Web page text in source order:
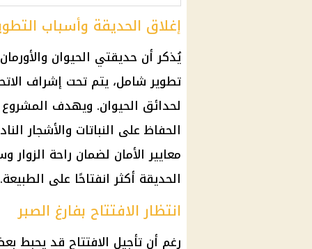
إغلاق الحديقة وأسباب
تطوير شامل، يتم تحت إشراف
لحدائق الحيوان. ويهدف المشروع
الحفاظ على النباتات والأشجار
معايير الأمان لضمان راحة الزوار
الحديقة أكثر انفتاحًا على الطبيعة.
انتظار الافتتاح بفارغ الصبر
رغم أن تأجيل الافتتاح قد يحبط